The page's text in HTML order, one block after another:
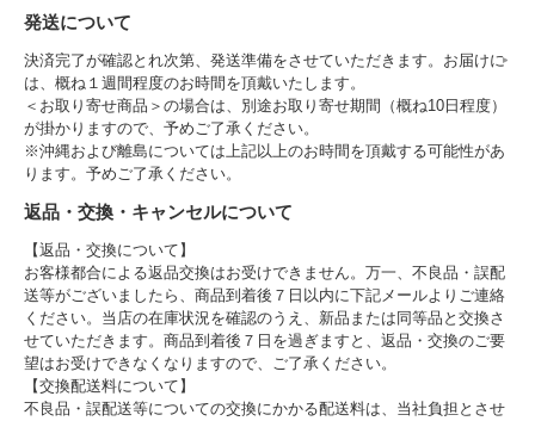
発送について
決済完了が確認とれ次第、発送準備をさせていただきます。お届けに
は、概ね１週間程度のお時間を頂戴いたします。
＜お取り寄せ商品＞の場合は、別途お取り寄せ期間（概ね10日程度）
が掛かりますので、予めご了承ください。
※沖縄および離島については上記以上のお時間を頂戴する可能性があ
ります。予めご了承ください。
返品・交換・キャンセルについて
【返品・交換について】
お客様都合による返品交換はお受けできません。万一、不良品・誤配
送等がございましたら、商品到着後７日以内に下記メールよりご連絡
ください。当店の在庫状況を確認のうえ、新品または同等品と交換さ
せていただきます。商品到着後７日を過ぎますと、返品・交換のご要
望はお受けできなくなりますので、ご了承ください。
【交換配送料について】
不良品・誤配送等についての交換にかかる配送料は、当社負担とさせ